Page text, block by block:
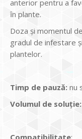
anterior pentru a
ȋn plante.
Doza şi momentul
gradul de infestare
plantelor.
Timp de pauză: nu
Volumul de soluţie:
Compatibilitate: